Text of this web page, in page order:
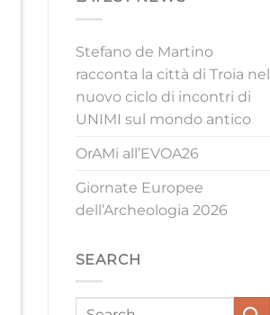
Stefano de Martino
racconta la città di Troia nel
nuovo ciclo di incontri di
UNIMI sul mondo antico
OrAMi all’EVOA26
Giornate Europee
dell’Archeologia 2026
SEARCH